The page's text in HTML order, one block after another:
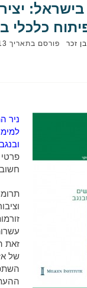
בישראל:
כלכלי
זכר פורסם בתאריך 13
ניר
זאת
של